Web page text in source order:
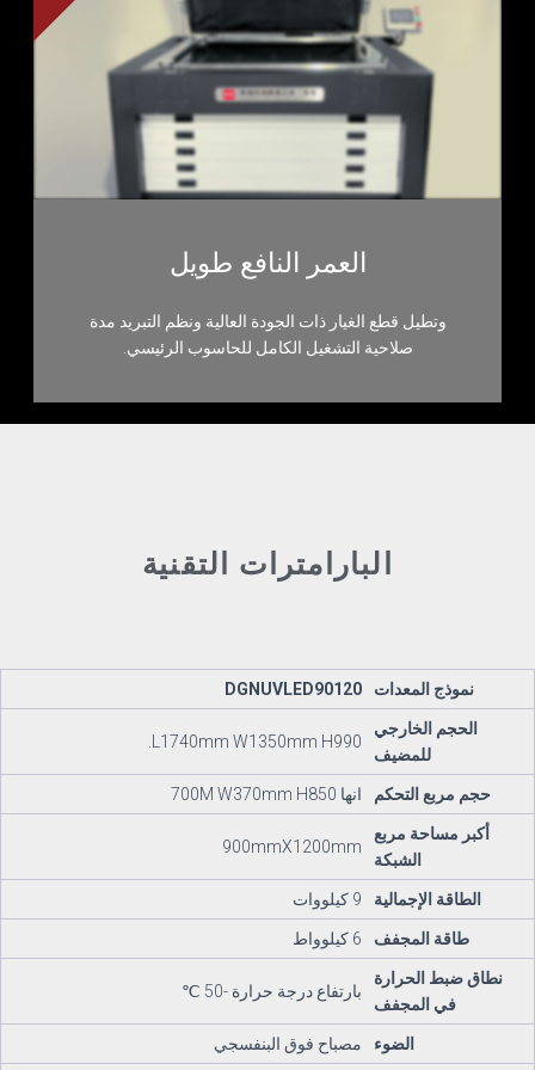
العمر النافع طويل
وتطيل قطع الغيار ذات الجودة العالية ونظم التبريد مدة
صلاحية التشغيل الكامل للحاسوب الرئيسي.
البارامترات التقنية
نموذج المعدات DGNUVLED90120
الحجم الخارجي
للمضيف
L1740mm W1350mm H990.
حجم مربع التحكم انها 700M W370mm H850
أكبر مساحة مربع
الشبكة
900mmX1200mm
الطاقة الإجمالية 9 كيلووات
طاقة المجفف 6 كيلوواط
نطاق ضبط الحرارة
في المجفف
بارتفاع درجة حرارة -50 ℃
الضوء مصباح فوق البنفسجي